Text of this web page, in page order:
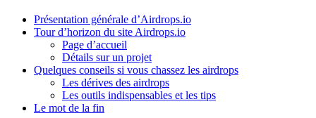
Présentation générale d’Airdrops.io
Tour d’horizon du site Airdrops.io
Page d’accueil
Détails sur un projet
Quelques conseils si vous chassez les airdrops
Les dérives des airdrops
Les outils indispensables et les tips
Le mot de la fin